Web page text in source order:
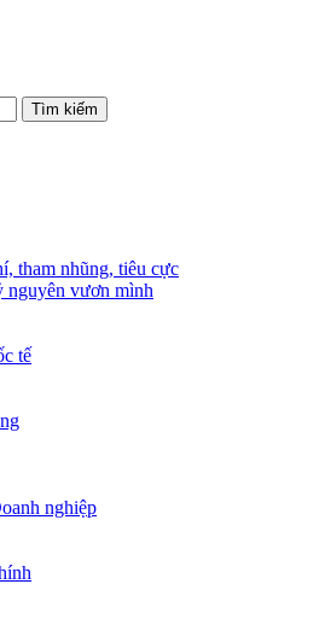
Tìm kiếm
tham nhũng, tiêu cực
nguyên vươn mình
tế
nghiệp